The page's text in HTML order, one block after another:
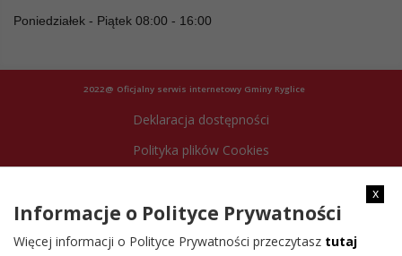
Poniedziałek - Piątek 08:00 - 16:00
2022@ Oficjalny serwis internetowy Gminy Ryglice
Deklaracja dostępności
Polityka plików Cookies
x
Informacje o Polityce Prywatności
Więcej informacji o Polityce Prywatności przeczytasz tutaj